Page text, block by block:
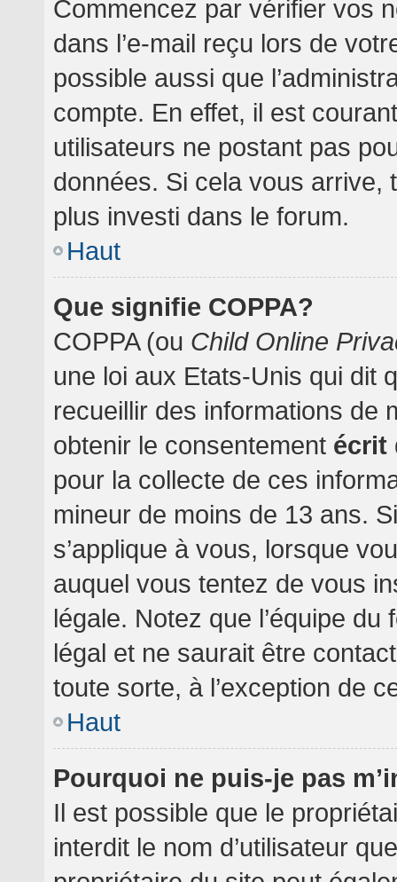
Commencez par vérifier vos
dans l’e-mail reçu lors de
possible aussi que
compte. En effet, il est
utilisateurs ne postant pas
données. Si cela vous
plus investi dans le forum.
Haut
Que signifie COPPA?
COPPA (ou Child Online
une loi aux Etats-Unis qui dit
recueillir des informations de
obtenir le consentement écrit
pour la collecte de ces
mineur de moins de 13 ans.
s’applique à vous, lorsque
auquel vous tentez de vous
légale. Notez que l’équipe
légal et ne saurait être
toute sorte, à l’exception de
Haut
Pourquoi ne puis-je pas
Il est possible que le
interdit le nom d’utilisateur